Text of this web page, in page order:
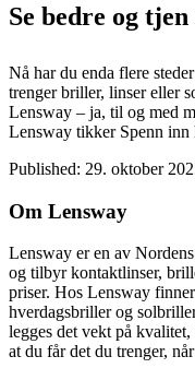
Se bedre og
Nå har du enda flere
trenger briller, linser eller
Lensway – ja, til og med
Lensway tikker Spenn inn
Published: 29. oktober
Om Lensway
Lensway er en av
og tilbyr kontaktlinser,
priser. Hos Lensway
hverdagsbriller og
legges det vekt på
at du får det du trenger,